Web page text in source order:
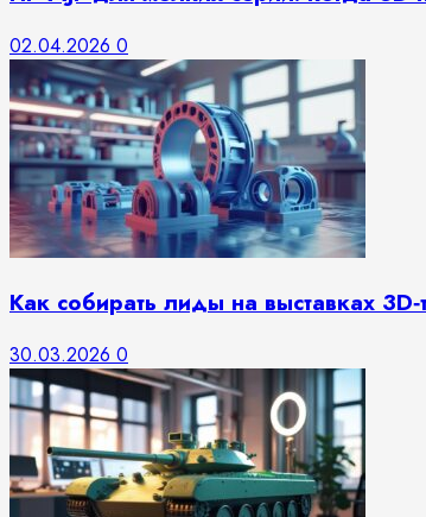
02.04.2026 0
Как собирать лиды на выставках
30.03.2026 0